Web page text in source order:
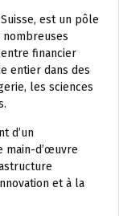
est un pôle
nombreuses
financier
entier dans des
les sciences
d’un
main-d’œuvre
et à la